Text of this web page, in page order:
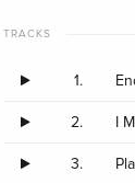
TRACKS
1.
2. I
3.